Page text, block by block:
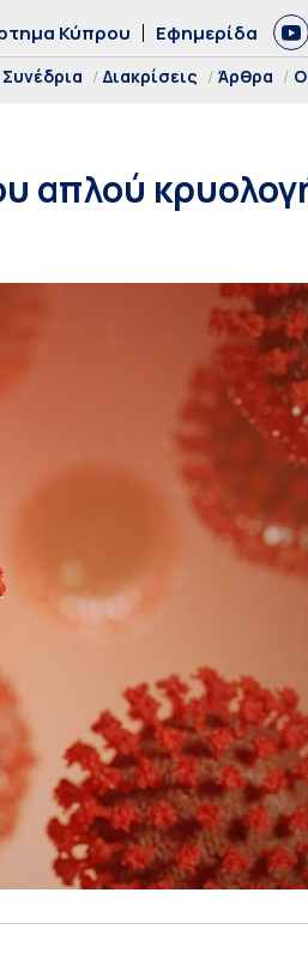
Κύπρου Εφημερίδα
Συνέδρια Διακρίσεις Άρθρα
απλού